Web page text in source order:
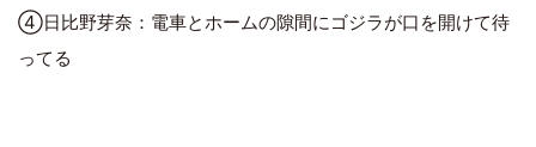
④日比野芽奈：電車とホームの隙間にゴジラが口を開けて待
ってる